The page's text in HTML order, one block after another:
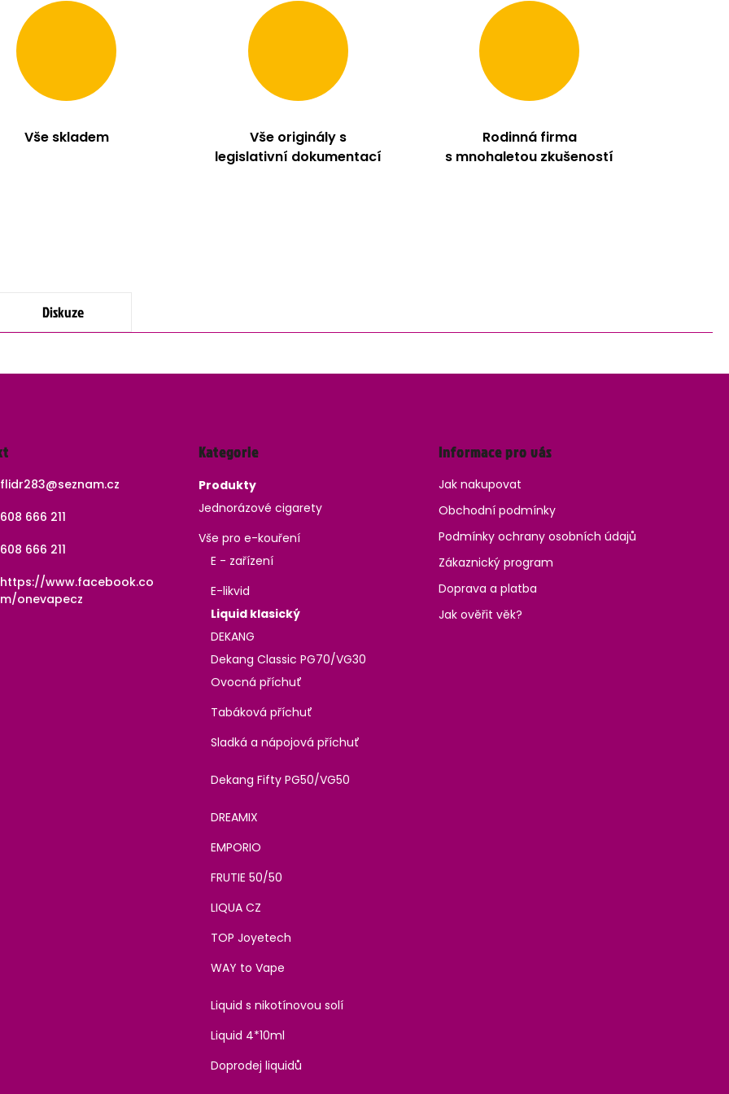
Vše skladem
Vše originály s
legislativní dokumentací
Rodinná firma
s mnohaletou zkušeností
Diskuze
flidr283@seznam.cz
608 666 211
608 666 211
https://www.facebook.co
m/onevapecz
kategorie
Kategorie
Produkty
Jednorázové cigarety
Vše pro e-kouření
E - zařízení
E-likvid
Liquid klasický
DEKANG
Dekang Classic PG70/VG30
Ovocná příchuť
Tabáková příchuť
Sladká a nápojová příchuť
Dekang Fifty PG50/VG50
DREAMIX
EMPORIO
FRUTIE 50/50
LIQUA CZ
TOP Joyetech
WAY to Vape
Liquid s nikotínovou solí
Liquid 4*10ml
Doprodej liquidů
Informace pro vás
Jak nakupovat
Obchodní podmínky
Podmínky ochrany osobních údajů
Zákaznický program
Doprava a platba
Jak ověřit věk?